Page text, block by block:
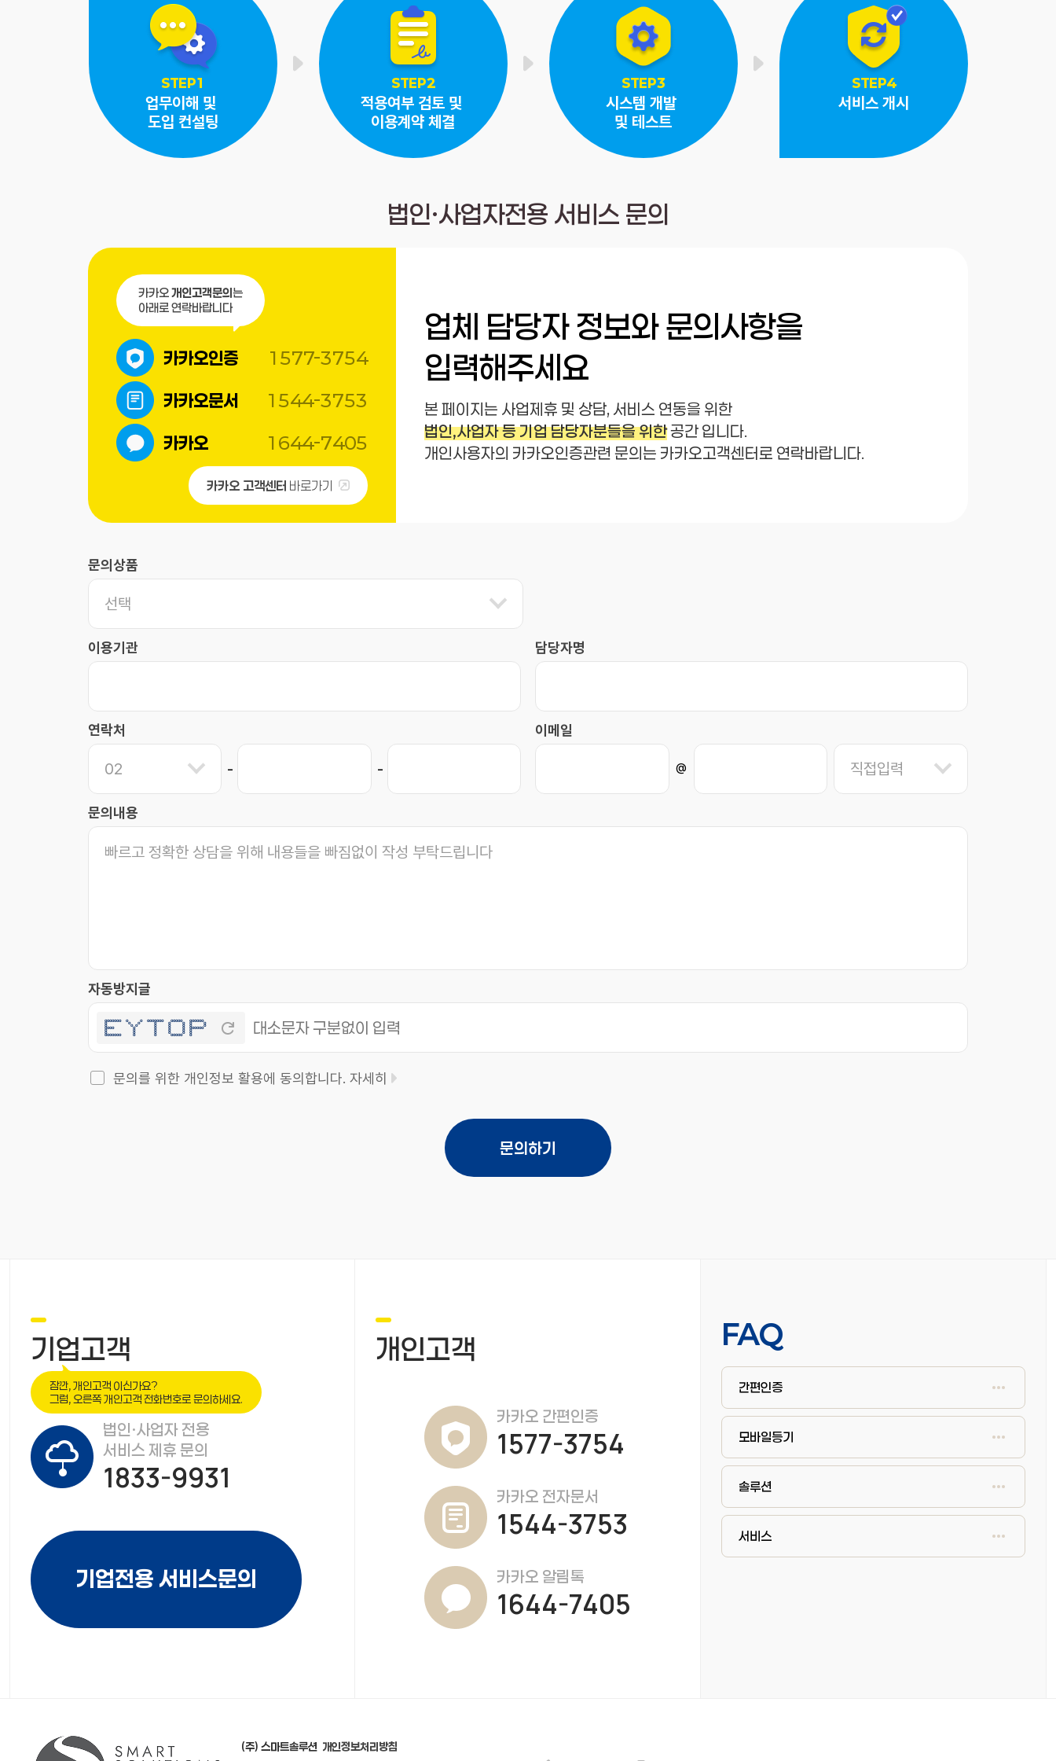
STEP1
업무이해 및
도입 컨설팅
STEP2
적용여부 검토 및
이용계약 체결
STEP3
시스템 개발
및 테스트
STEP4
서비스 개시
법인·사업자전용 서비스 문의
카카오개인고객문의는
아래로 연락바랍니다
카카오인증 1577-3754
카카오문서 1544-3753
카카오 1644-7405
카카오 고객센터 바로가기
업체 담당자 정보와 문의사항을
입력해주세요
본 페이지는 사업제휴 및 상담, 서비스 연동을 위한
법인,사업자 등 기업 담당자분들을 위한공간 입니다.
개인사용자의 카카오인증관련 문의는 카카오고객센터로 연락바랍니다.
문의상품
이용기관 담당자명
연락처 이메일
@
문의내용
자동방지글
ooooooo o o ooooooo ooooo oooooo
o o o o o o o o
o o o o o o o o
oooo o o o o oooooo
o o o o o o
o o o o o o
ooooooo o o ooooo o
문의를 위한 개인정보 활용에 동의합니다. 자세히
문의하기
기업고객
잠깐, 개인고객 이신가요?
그럼, 오른쪽개인고객 전화번호로 문의하세요.
법인·사업자 전용
서비스 제휴 문의
1833-9931
기업전용 서비스문의
개인고객
카카오 간편인증
1577-3754
카카오 전자문서
1544-3753
카카오 알림톡
1644-7405
FAQ
간편인증
모바일등기
솔루션
서비스
(주) 스마트솔루션 개인정보처리방침